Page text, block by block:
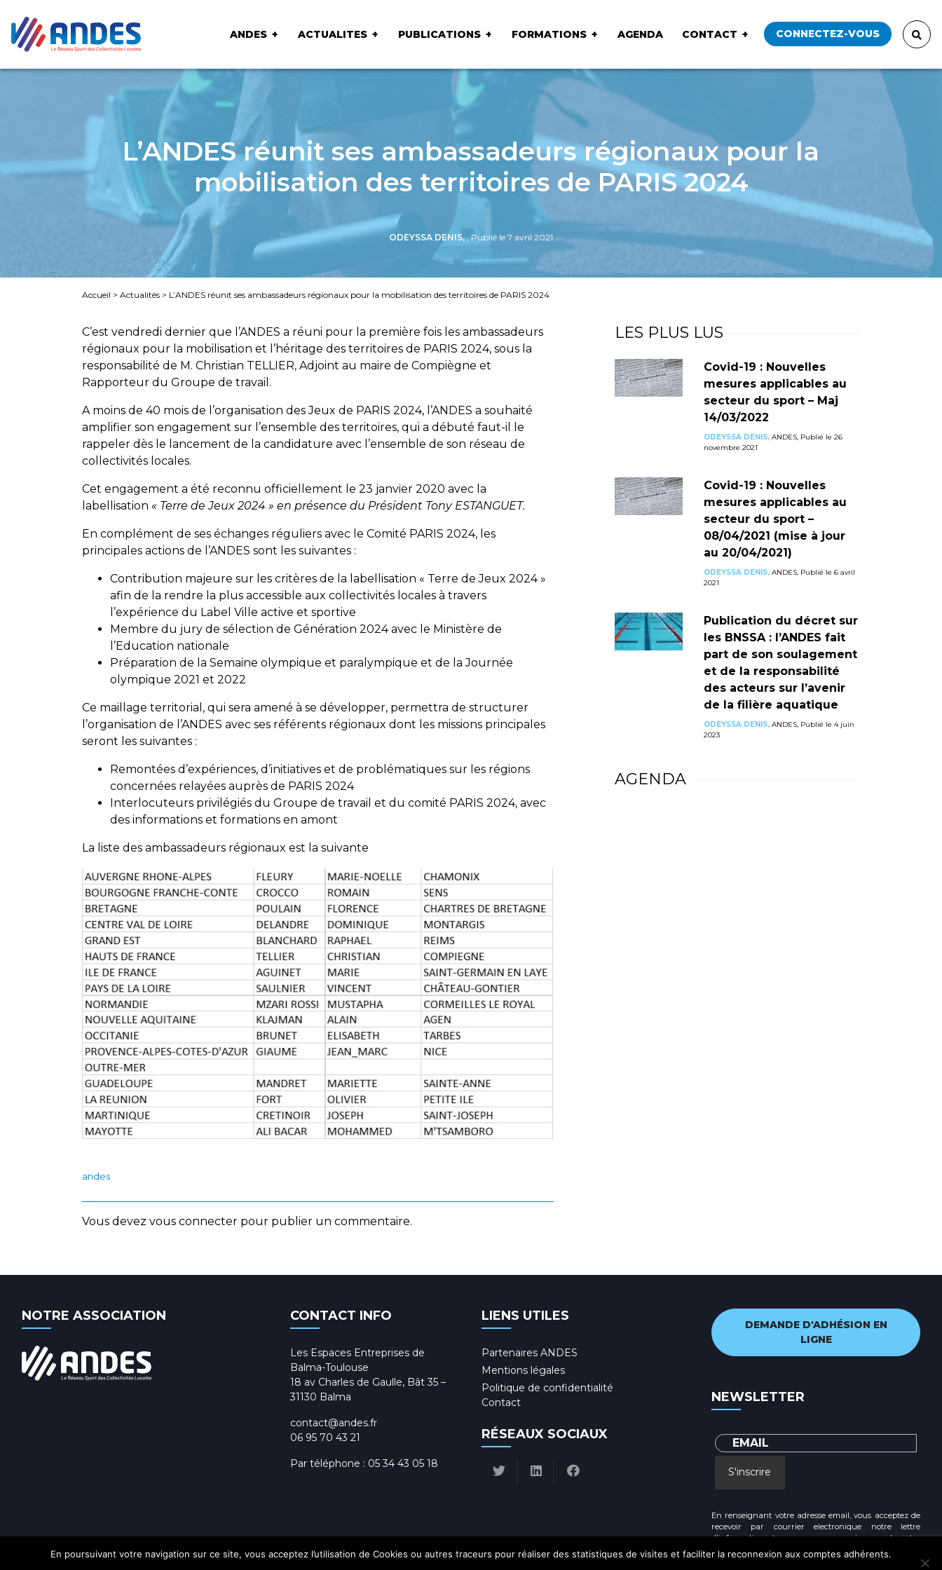
ANDES ACTUALITES PUBLICATIONS FORMATIONS AGENDA CONTACT CONNECTEZ-VOUS
L’ANDES réunit ses ambassadeurs régionaux pour la
mobilisation des territoires de PARIS 2024
ODEYSSA DENIS,, Publié le 7 avril 2021
Accueil > Actualités > L’ANDES réunit ses ambassadeurs régionaux pour la mobilisation des territoires de PARIS 2024
C’est vendredi dernier que l’ANDES a réuni pour la première fois les ambassadeurs
régionaux pour la mobilisation et l’héritage des territoires de PARIS 2024, sous la
responsabilité de M. Christian TELLIER, Adjoint au maire de Compiègne et
Rapporteur du Groupe de travail.
A moins de 40 mois de l’organisation des Jeux de PARIS 2024, l’ANDES a souhaité
amplifier son engagement sur l’ensemble des territoires, qui a débuté faut-il le
rappeler dès le lancement de la candidature avec l’ensemble de son réseau de
collectivités locales.
Cet engagement a été reconnu officiellement le 23 janvier 2020 avec la
labellisation « Terre de Jeux 2024 » en présence du Président Tony ESTANGUET.
En complément de ses échanges réguliers avec le Comité PARIS 2024, les
principales actions de l’ANDES sont les suivantes :
Contribution majeure sur les critères de la labellisation « Terre de Jeux 2024 »
afin de la rendre la plus accessible aux collectivités locales à travers
l’expérience du Label Ville active et sportive
Membre du jury de sélection de Génération 2024 avec le Ministère de
l’Education nationale
Préparation de la Semaine olympique et paralympique et de la Journée
olympique 2021 et 2022
Ce maillage territorial, qui sera amené à se développer, permettra de structurer
l’organisation de l’ANDES avec ses référents régionaux dont les missions principales
seront les suivantes :
Remontées d’expériences, d’initiatives et de problématiques sur les régions
concernées relayées auprès de PARIS 2024
Interlocuteurs privilégiés du Groupe de travail et du comité PARIS 2024, avec
des informations et formations en amont
La liste des ambassadeurs régionaux est la suivante
andes
Vous devez vous connecter pour publier un commentaire.
LES PLUS LUS
Covid-19 : Nouvelles
mesures applicables au
secteur du sport – Maj
14/03/2022
ODEYSSA DENIS,ANDES, Publié le 26
novembre 2021
Covid-19 : Nouvelles
mesures applicables au
secteur du sport –
08/04/2021 (mise à jour
au 20/04/2021)
ODEYSSA DENIS,ANDES, Publié le 6 avril
2021
Publication du décret sur
les BNSSA : l’ANDES fait
part de son soulagement
et de la responsabilité
des acteurs sur l’avenir
de la filière aquatique
ODEYSSA DENIS,ANDES, Publié le 4 juin
2023
AGENDA
NOTRE ASSOCIATION CONTACT INFO
Les Espaces Entreprises de
Balma-Toulouse
18 av Charles de Gaulle, Bât 35 –
31130 Balma
contact@andes.fr
06 95 70 43 21
Par téléphone : 05 34 43 05 18
LIENS UTILES
Partenaires ANDES
Mentions légales
Politique de confidentialité
Contact
RÉSEAUX SOCIAUX
DEMANDE D'ADHÉSION EN
LIGNE
NEWSLETTER
S'inscrire
En renseignant votre adresse email, vous acceptez de
recevoir par courrier electronique notre lettre
d'information et vous prenez connaissance de notre
Politique de confidentialité
En poursuivant votre navigation sur ce site, vous acceptez l’utilisation de Cookies ou autres traceurs pour réaliser des statistiques de visites et faciliter la reconnexion aux comptes adhérents.